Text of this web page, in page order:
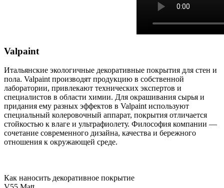
Valpaint
Итальянские экологичные декоративные покрытия для стен и
пола. Valpaint производят продукцию в собственной
лаборатории, привлекают технических экспертов и
специалистов в области химии. Для окрашивания сырья и
придания ему разных эффектов в Valpaint используют
специальный колеровочный аппарат, покрытия отличается
стойкостью к влаге и ультрафиолету. Философия компании —
сочетание современного дизайна, качества и бережного
отношения к окружающей среде.
Как наносить декоративное покрытие